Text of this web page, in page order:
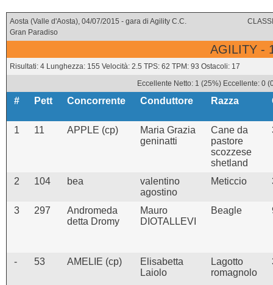
Aosta (Valle d'Aosta), 04/07/2015 - gara di Agility C.C.
Gran Paradiso
AGILITY -
Risultati: 4 Lunghezza: 155 Velocità: 2.5 TPS: 62 TPM: 93 Ostacoli: 17
Eccellente Netto: 1 (25%) Eccellente: 0
# Pett Concorrente Conduttore Razza
1 11 APPLE (cp)
Maria Grazia
geninatti
Cane da
pastore
scozzese
shetland
2 104 bea
valentino
agostino
Meticcio
3 297
Andromeda
detta Dromy
Mauro
DIOTALLEVI
Beagle
- 53 AMELIE (cp)
Elisabetta
Laiolo
Lagotto
romagnolo